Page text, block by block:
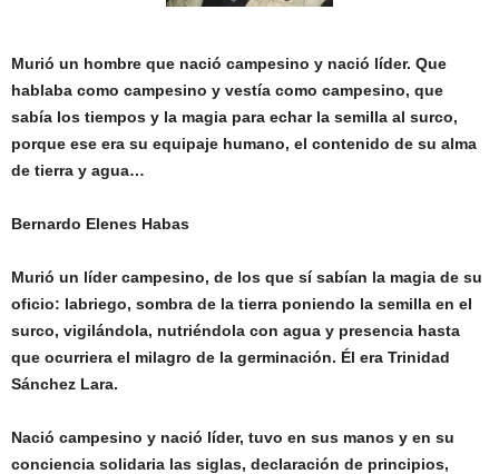
Murió un hombre que nació campesino y nació líder. Que
hablaba como campesino y vestía como campesino, que
sabía los tiempos y la magia para echar la semilla al surco,
porque ese era su equipaje humano, el contenido de su alma
de tierra y agua…
Bernardo Elenes Habas
Murió un líder campesino, de los que sí sabían la magia de su
oficio: labriego, sombra de la tierra poniendo la semilla en el
surco, vigilándola, nutriéndola con agua y presencia hasta
que ocurriera el milagro de la germinación. Él era Trinidad
Sánchez Lara.
Nació campesino y nació líder, tuvo en sus manos y en su
conciencia solidaria las siglas, declaración de principios,